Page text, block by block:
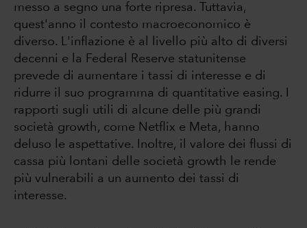
messo a segno una forte ripresa. Tuttavia,
quest'anno il contesto macroeconomico è
diverso. L'inflazione è al livello più alto di diversi
decenni e la Federal Reserve statunitense
prevede di aumentare i tassi di interesse e di
ridurre il suo programma di quantitative easing. I
rapporti sugli utili di alcune delle più grandi
società growth, come Netflix e Meta, hanno
deluso le aspettative. Inoltre, il valore dei flussi di
cassa più lontani delle società growth le rende
più vulnerabili a un aumento dei tassi di
interesse.